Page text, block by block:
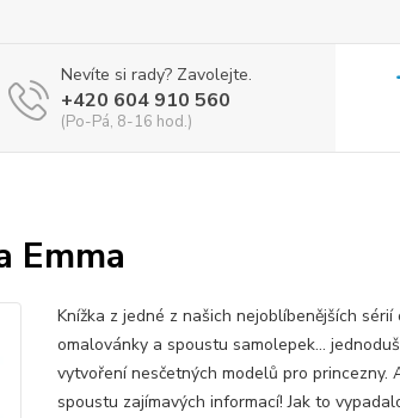
Nevíte si rady? Zavolejte.
+420 604 910 560
(Po-Pá, 8-16 hod.)
Emma
Knížka z jedné z našich nejoblíbenějších
omalovánky a spoustu samolepek…
vytvoření nesčetných modelů pro princezny.
spoustu zajímavých informací! Jak to